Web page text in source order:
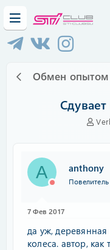
Обмен опытом
А
р
е
A anthony
7 Фев 2017
да уж,
колеса. автор,